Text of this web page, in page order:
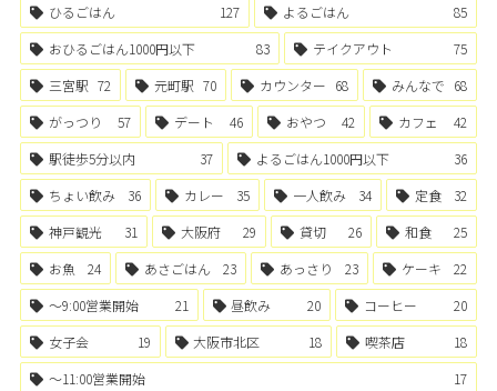
ひるごはん
127 よるごはん
85
おひるごはん1000円以下
83 テイクアウト
75
三宮駅 72 元町駅 70 カウンター 68 みんなで 68
がっつり
57 デート 46 おやつ 42 カフェ
42
駅徒歩5分以内
37 よるごはん1000円以下
36
ちょい飲み
36 カレー 35 一人飲み 34 定食
32
神戸観光
31 大阪府 29 貸切 26 和食
25
お魚
24 あさごはん 23 あっさり 23 ケーキ
22
〜9:00営業開始
21 昼飲み 20 コーヒー
20
女子会
19 大阪市北区 18 喫茶店
18
〜11:00営業開始
17